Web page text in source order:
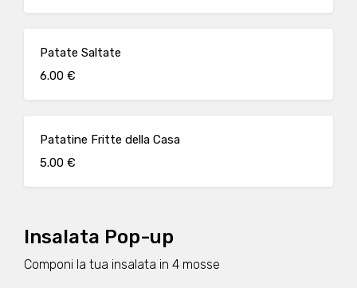
Patate Saltate
6.00 €
Patatine Fritte della Casa
5.00 €
Insalata Pop-up
Componi la tua insalata in 4 mosse